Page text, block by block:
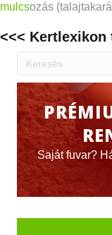
mulcsozás
<<< Kertlexikon
Saját fuvar?